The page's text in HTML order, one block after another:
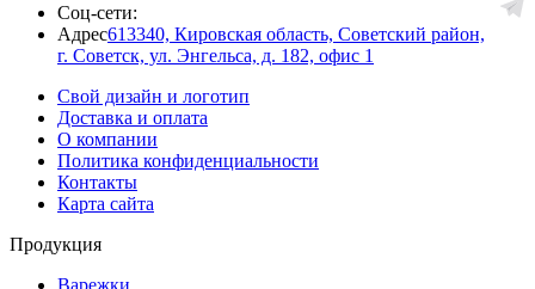
Соц-сети:
Адрес613340, Кировская область, Советский район,
г. Советск, ул. Энгельса, д. 182, офис 1
Свой дизайн и логотип
Доставка и оплата
О компании
Политика конфиденциальности
Контакты
Карта сайта
Продукция
Варежки